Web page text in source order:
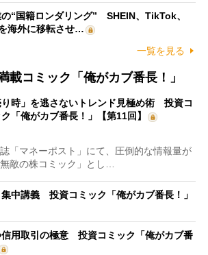
“国籍ロンダリング” SHEIN、TikTok、
海外に移転させ…
一覧を見る
載コミック「俺がカブ番長！」
り時」を逃さないトレンド見極め術 投資コ
ク「俺がカブ番長！」【第11回】
「マネーポスト」にて、圧倒的な情報量が
敵の株コミック」とし…
中講義 投資コミック「俺がカブ番長！」
用取引の極意 投資コミック「俺がカブ番